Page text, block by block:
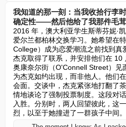
我知道的那一刻：当我收拾行李
确定性——然后他给了我那件毛茸
2016 年，澳大利亚学生斯蒂芬妮·
爱尔兰都柏林交换学习。她希望在
College）成为恋爱潮流之前找到真
杰克取得了联系，并安排他们在 10
奥康奈尔街（O'Connell Street）见
为杰克如约出现，而非他人。他们
会面。交谈中，杰克紧张地打翻了
情地谈论了强制投票制度。这段对
入胜。分别时，两人回望彼此，这
烈，以至于她撞进了一群孩子中间。